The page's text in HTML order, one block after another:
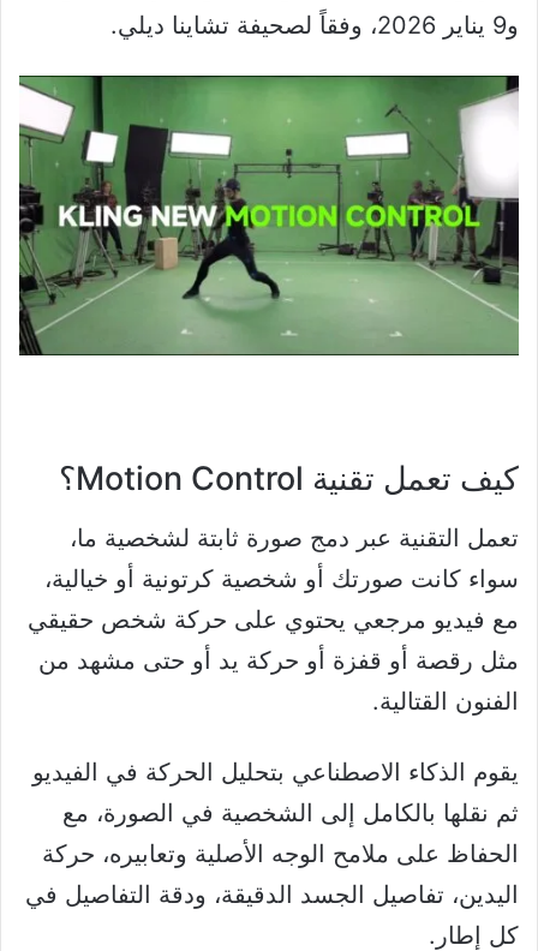
و9 يناير 2026، وفقاً لصحيفة تشاينا ديلي.
كيف تعمل تقنية Motion Control؟
تعمل التقنية عبر دمج صورة ثابتة لشخصية ما،
سواء كانت صورتك أو شخصية كرتونية أو خيالية،
مع فيديو مرجعي يحتوي على حركة شخص حقيقي
مثل رقصة أو قفزة أو حركة يد أو حتى مشهد من
الفنون القتالية.
يقوم الذكاء الاصطناعي بتحليل الحركة في الفيديو
ثم نقلها بالكامل إلى الشخصية في الصورة، مع
الحفاظ على ملامح الوجه الأصلية وتعابيره، حركة
اليدين، تفاصيل الجسد الدقيقة، ودقة التفاصيل في
كل إطار.